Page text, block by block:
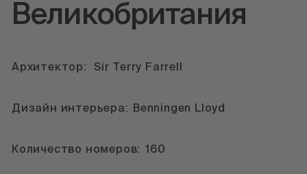
Великобритания
Архитектор: Sir Terry Farrell
Дизайн интерьера: Benningen Lloyd
Количество номеров: 160